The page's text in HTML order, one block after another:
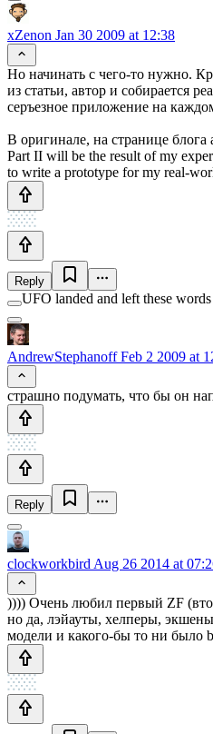
xZenon Jan 30 2009 at 12:38
Но начинать с чего-то нужно.
из статьи, автор и собирается
серъезное приложение на
В оригинале, на странице блога
Part II will be the result of my
to write a prototype for my real-
Reply
UFO landed and left these words
AndrewStephanoffFeb 2 2009 at
страшно подумать, что бы он
Reply
clockworkbird Aug 26 2014 at
)))) Очень любил первый ZF
но да, лэйауты, хелперы,
модели и какого-бы то ни было